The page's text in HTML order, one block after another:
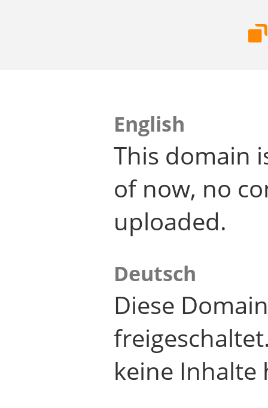
English
This domain
of now, no
uploaded.
Deutsch
Diese
keine Inhalte